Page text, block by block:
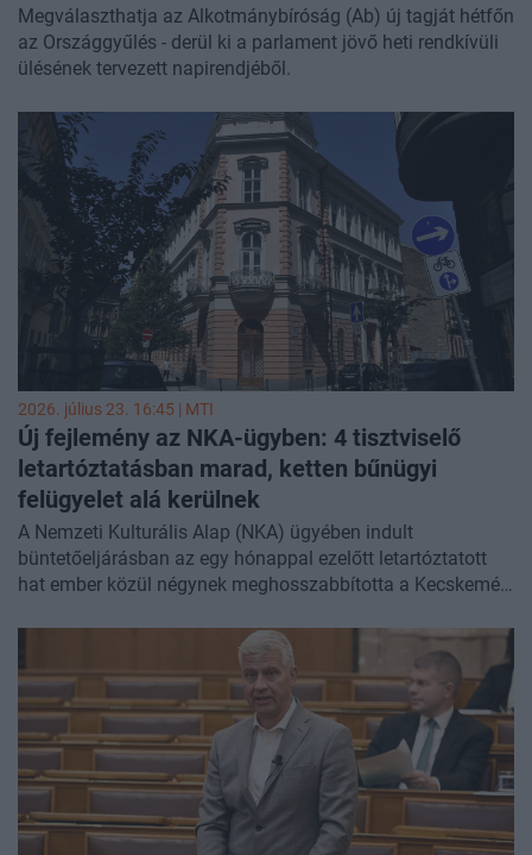
Megválaszthatja az Alkotmánybíróság (Ab) új tagját hétfőn
az Országgyűlés - derül ki a parlament jövő heti rendkívüli
ülésének tervezett napirendjéből.
2026. július 23. 16:45 | MTI
Új fejlemény az NKA-ügyben: 4 tisztviselő
letartóztatásban marad, ketten bűnügyi
felügyelet alá kerülnek
A Nemzeti Kulturális Alap (NKA) ügyében indult
büntetőeljárásban az egy hónappal ezelőtt letartóztatott
hat ember közül négynek meghosszabbította a Kecskeméti
pedig bűnügyi felügyelet alá kerülnek; a döntések nem